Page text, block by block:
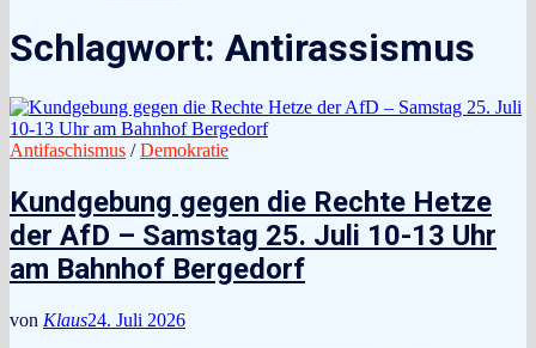
Schlagwort: Antirassismus
Antifaschismus /Demokratie
Kundgebung gegen die Rechte Hetze
der AfD – Samstag 25. Juli 10-13 Uhr
am Bahnhof Bergedorf
von Klaus24. Juli 2026